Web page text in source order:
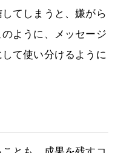
てしまうと、嫌がら
ように、メッセージ
て使い分けるように